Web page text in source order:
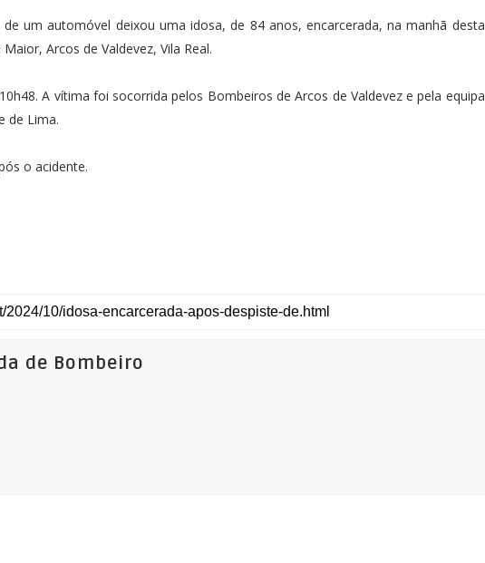
um automóvel deixou uma idosa, de 84 anos, encarcerada, na manhã desta
Arcos de Valdevez, Vila Real.
A vítima foi socorrida pelos Bombeiros de Arcos de Valdevez e pela equipa
de Lima.
o acidente.
de Bombeiro